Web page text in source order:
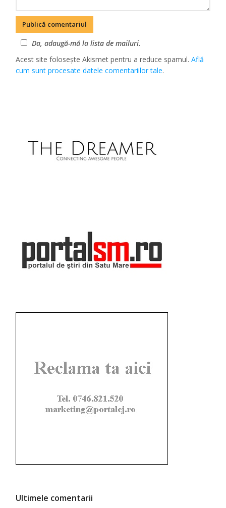
Da, adaugă-mă la lista de mailuri.
Acest site folosește Akismet pentru a reduce spamul.Află
cum sunt procesate datele comentariilor tale.
Ultimele comentarii